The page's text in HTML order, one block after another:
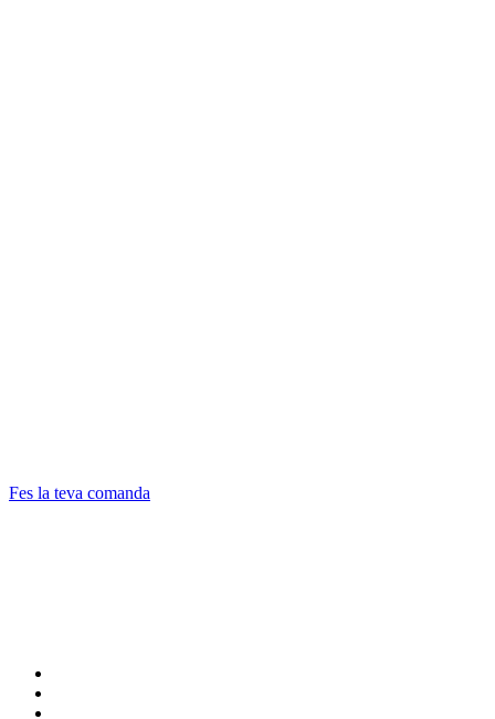
Fes la teva comanda